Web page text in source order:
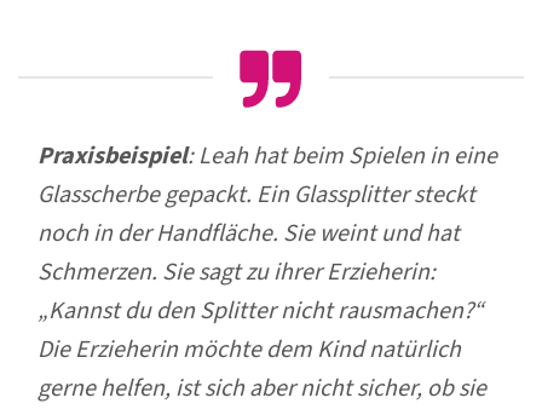
Praxisbeispiel: Leah hat beim Spielen in eine
Glasscherbe gepackt. Ein Glassplitter steckt
noch in der Handfläche. Sie weint und hat
Schmerzen. Sie sagt zu ihrer Erzieherin:
„Kannst du den Splitter nicht rausmachen?“
Die Erzieherin möchte dem Kind natürlich
gerne helfen, ist sich aber nicht sicher, ob sie